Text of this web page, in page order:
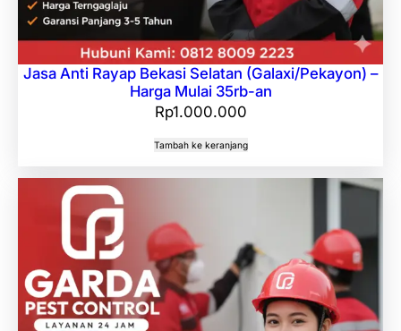
Jasa Anti Rayap Bekasi Selatan (Galaxi/Pekayon) –
Harga Mulai 35rb-an
Rp1.000.000
Tambah ke keranjang